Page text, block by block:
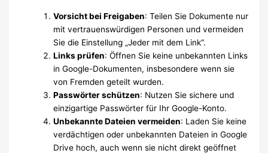
Vorsicht bei Freigaben: Teilen Sie Dokumente nur
mit vertrauenswürdigen Personen und vermeiden
Sie die Einstellung „Jeder mit dem Link“.
Links prüfen: Öffnen Sie keine unbekannten Links
in Google-Dokumenten, insbesondere wenn sie
von Fremden geteilt wurden.
Passwörter schützen: Nutzen Sie sichere und
einzigartige Passwörter für Ihr Google-Konto.
Unbekannte Dateien vermeiden: Laden Sie keine
verdächtigen oder unbekannten Dateien in Google
Drive hoch, auch wenn sie nicht direkt geöffnet